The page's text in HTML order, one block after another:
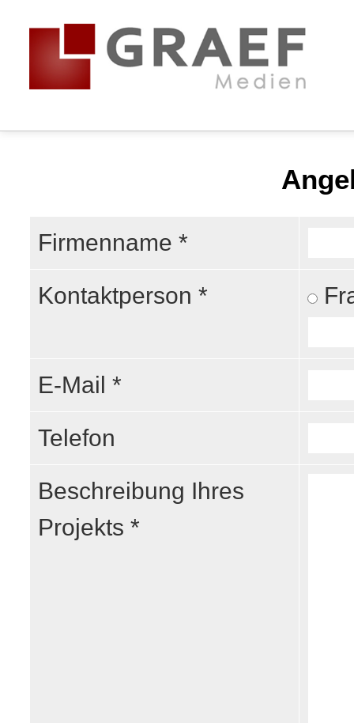
Firmenname *
Kontaktperson *
E-Mail *
Telefon
Beschreibung Ihres
Projekts *